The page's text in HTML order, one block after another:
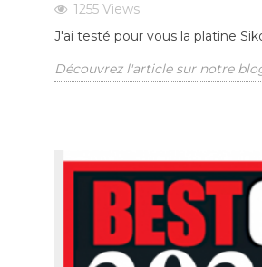
1255 Views
J'ai testé pour vous la platine
Découvrez l'article sur notre